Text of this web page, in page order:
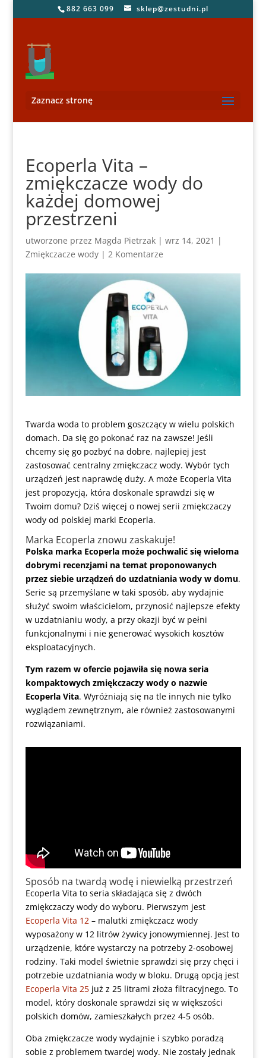
882 663 099 sklep@zestudni.pl
Zaznacz stronę
Ecoperla Vita –
zmiękczacze wody do
każdej domowej
przestrzeni
utworzone przez Magda Pietrzak| wrz 14, 2021 |
Zmiękczacze wody| 2 Komentarze
Twarda woda to problem goszczący w wielu polskich
domach. Da się go pokonać raz na zawsze! Jeśli
chcemy się go pozbyć na dobre, najlepiej jest
zastosować centralny zmiękczacz wody. Wybór tych
urządzeń jest naprawdę duży. A może Ecoperla Vita
jest propozycją, która doskonale sprawdzi się w
Twoim domu? Dziś więcej o nowej serii zmiękczaczy
wody od polskiej marki Ecoperla.
Marka Ecoperla znowu zaskakuje!
Polska marka Ecoperla może pochwalić się wieloma
dobrymi recenzjami na temat proponowanych
przez siebie urządzeń do uzdatniania wody w domu.
Serie są przemyślane w taki sposób, aby wydajnie
służyć swoim właścicielom, przynosić najlepsze efekty
w uzdatnianiu wody, a przy okazji być w pełni
funkcjonalnymi i nie generować wysokich kosztów
eksploatacyjnych.
Tym razem w ofercie pojawiła się nowa seria
kompaktowych zmiękczaczy wody o nazwie
Ecoperla Vita. Wyróżniają się na tle innych nie tylko
wyglądem zewnętrznym, ale również zastosowanymi
rozwiązaniami.
Sposób na twardą wodę i niewielką przestrzeń
Ecoperla Vita to seria składająca się z dwóch
zmiękczaczy wody do wyboru. Pierwszym jest
Ecoperla Vita 12– malutki zmiękczacz wody
wyposażony w 12 litrów żywicy jonowymiennej. Jest to
urządzenie, które wystarczy na potrzeby 2-osobowej
rodziny. Taki model świetnie sprawdzi się przy chęci i
potrzebie uzdatniania wody w bloku. Drugą opcją jest
Ecoperla Vita 25już z 25 litrami złoża filtracyjnego. To
model, który doskonale sprawdzi się w większości
polskich domów, zamieszkałych przez 4-5 osób.
Oba zmiękczacze wody wydajnie i szybko poradzą
sobie z problemem twardej wody. Nie zostały jednak